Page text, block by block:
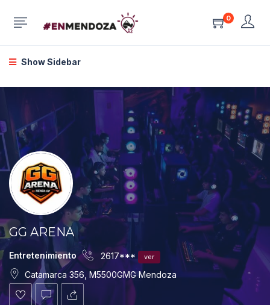
0
Show Sidebar
GG ARENA
Entretenimiento 2617*** ver
Catamarca 356, M5500GMG Mendoza